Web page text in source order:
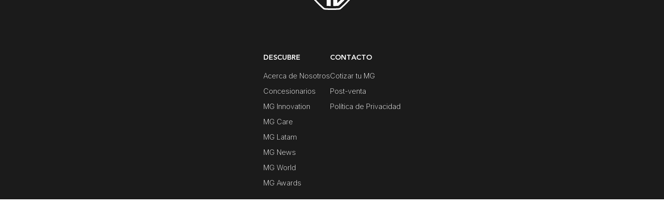
DESCUBRE
Acerca de Nosotros
Concesionarios
MG Innovation
MG Care
MG Latam
MG News
MG World
MG Awards
CONTACTO
Cotizar tu MG
Post-venta
Política de Privacidad